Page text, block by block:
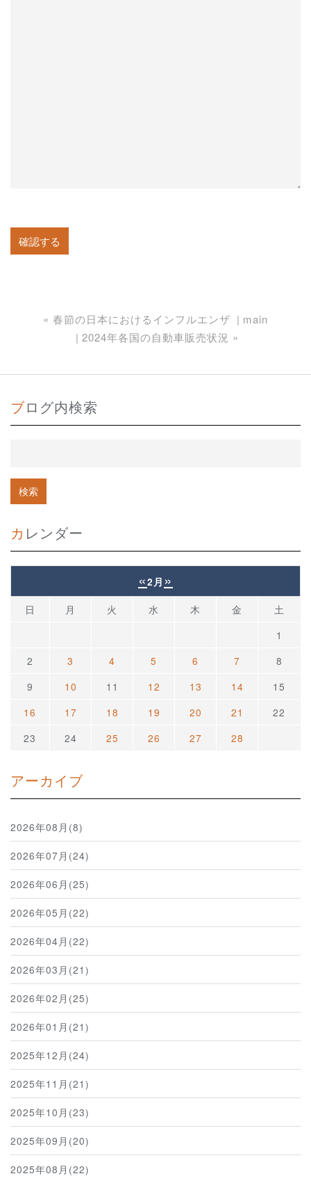
« 春節の日本におけるインフルエンザ
main
2024年各国の自動車販売状況 »
ブログ内検索
カレンダー
«2月 »
日 月 火 水 木 金
土
1
2
3 4 5 6 7
8
9
10 11 12 13 14
15
16
17 18 19 20 21
22
23
24 25 26 27 28
アーカイブ
2026年08月(8)
2026年07月(24)
2026年06月(25)
2026年05月(22)
2026年04月(22)
2026年03月(21)
2026年02月(25)
2026年01月(21)
2025年12月(24)
2025年11月(21)
2025年10月(23)
2025年09月(20)
2025年08月(22)